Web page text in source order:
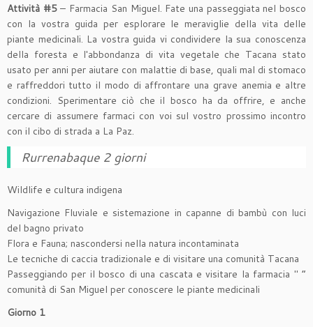
Attività #5– Farmacia San Miguel. Fate una passeggiata nel bosco
con la vostra guida per esplorare le meraviglie della vita delle
piante medicinali. La vostra guida vi condividere la sua conoscenza
della foresta e l'abbondanza di vita vegetale che Tacana stato
usato per anni per aiutare con malattie di base, quali mal di stomaco
e raffreddori tutto il modo di affrontare una grave anemia e altre
condizioni. Sperimentare ciò che il bosco ha da offrire, e anche
cercare di assumere farmaci con voi sul vostro prossimo incontro
con il cibo di strada a La Paz.
Rurrenabaque 2 giorni
Wildlife e cultura indigena
Navigazione Fluviale e sistemazione in capanne di bambù con luci
del bagno privato
Flora e Fauna; nascondersi nella natura incontaminata
Le tecniche di caccia tradizionale e di visitare una comunità Tacana
Passeggiando per il bosco di una cascata e visitare la farmacia " ”
comunità di San Miguel per conoscere le piante medicinali
Giorno 1